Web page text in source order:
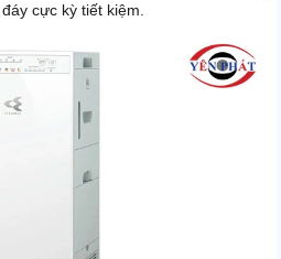
cực kỳ tiết kiệm.